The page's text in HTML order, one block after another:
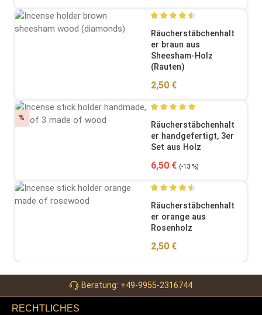
Durchschnittliche
Räucherstäbchenhalt
er braun aus
Sheesham-Holz
(Rauten)
Regulärer Preis:
2,50 €
% Rabatt Durchschnittliche
Räucherstäbchenhalt
er handgefertigt, 3er
Set aus Holz
Verkaufspreis:
6,50 € Regulärer Preis:
(-13 %)
Durchschnittliche
Räucherstäbchenhalt
er orange aus
Rosenholz
Regulärer Preis:
2,50 €
Beratung: +49-9955-2316744
RECHTLICHES